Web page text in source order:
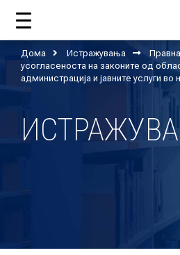
ДОМА
ЗА НАС
ГОДИШНИ ИЗВЕШТАИ
Дома Истражувања
усогласеноста на законите од
администрација и јавните услуги во